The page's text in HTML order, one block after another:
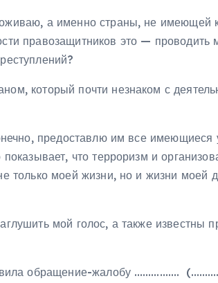
а именно страны, не имеющей
правозащитников это — проводить
который почти незнаком с
предоставлю им все
что терроризм и
только моей жизни, но и жизни
мой голос, а также известны
обращение-жалобу …………….